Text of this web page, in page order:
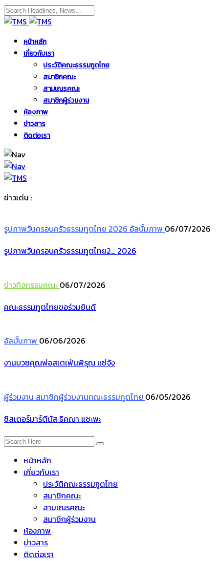
หน้าหลัก
เกี่ยวกับเรา
ประวัติคณะธรรมฑูตไทย
สมาชิกคณะ
สามเณรคณะ
สมาชิกผู้ร่วมงาน
ห้องภาพ
ข่าวสาร
ติดต่อเรา
ข่าวเด่น :
รูปภาพวันครอบครัวธรรมทูตไทย 2026 อัลบั้มภาพ 06/07/2026
รูปภาพวันครอบครัวธรรมทูตไทย2_ 2026
ข่าวกิจกรรมคณะ 06/07/2026
คณะธรรมทูตไทยขอร่วมยินดี
อัลบั้มภาพ 06/06/2026
งานบวชคุณพ่อสเตเฟ่นพิรุณ แซ่จัง
ผู้ร่วมงาน สมาชิกผู้ร่วมงานคณะธรรมทูตไทย 06/05/2026
ซิสเตอร์มาร์ตีนัส ธิคณา แซะพะ
หน้าหลัก
เกี่ยวกับเรา
ประวัติคณะธรรมฑูตไทย
สมาชิกคณะ
สามเณรคณะ
สมาชิกผู้ร่วมงาน
ห้องภาพ
ข่าวสาร
ติดต่อเรา